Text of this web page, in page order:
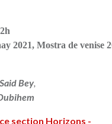
2h
2021, Mostra de venise
Said Bey,
section Horizons -